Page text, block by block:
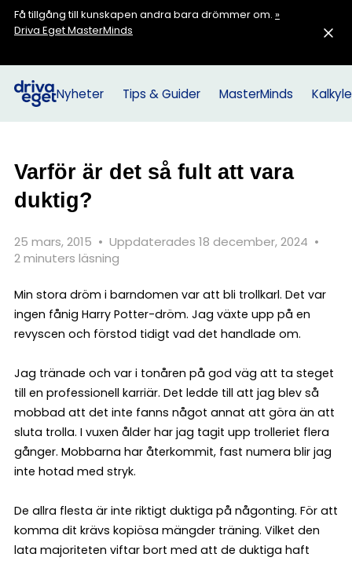
Få tillgång till kunskapen andra bara drömmer om. »
Driva Eget MasterMinds
Nyheter Tips & Guider MasterMinds
Varför är det så fult att vara
duktig?
25 mars, 2015 • Uppdaterades 18 december, 2024 •
2 minuters läsning
Min stora dröm i barndomen var att bli trollkarl. Det var
ingen fånig Harry Potter-dröm. Jag växte upp på en
revyscen och förstod tidigt vad det handlade om.
Jag tränade och var i tonåren på god väg att ta steget
till en professionell karriär. Det ledde till att jag blev så
mobbad att det inte fanns något annat att göra än att
sluta trolla. I vuxen ålder har jag tagit upp trolleriet flera
gånger. Mobbarna har återkommit, fast numera blir jag
inte hotad med stryk.
De allra flesta är inte riktigt duktiga på någonting. För att
komma dit krävs kopiösa mängder träning. Vilket den
lata majoriteten viftar bort med att de duktiga haft